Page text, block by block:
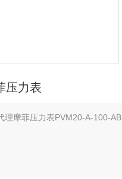
压力表
理摩菲压力表PVM20-A-100-AB